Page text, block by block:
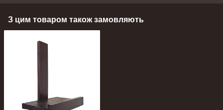
З цим товаром також замовляють